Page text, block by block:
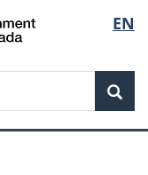
de
la
EN